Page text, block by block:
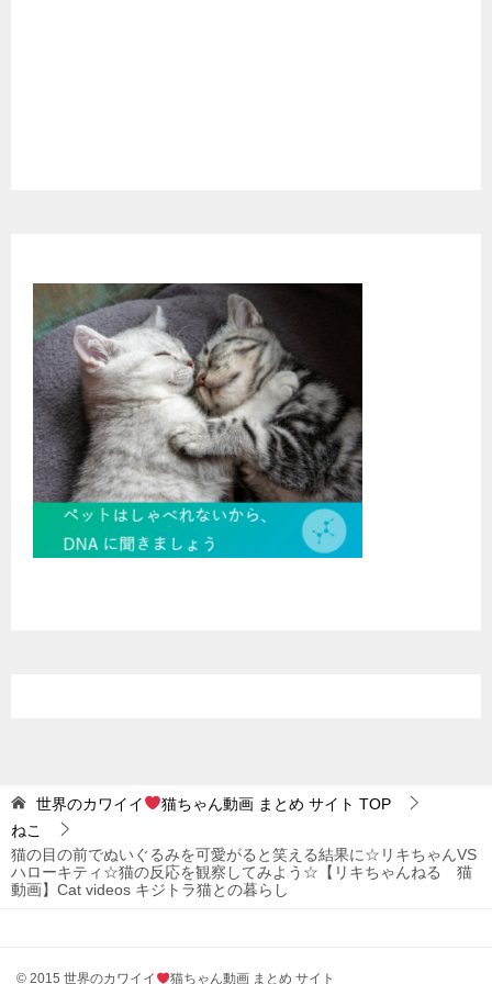
世界のカワイイ 猫ちゃん動画 まとめ サイト TOP
ねこ
猫の目の前でぬいぐるみを可愛がると笑える結果に☆リキちゃんVS
ハローキティ☆猫の反応を観察してみよう☆【リキちゃんねる 猫
動画】Cat videos キジトラ猫との暮らし
© 2015 世界のカワイイ 猫ちゃん動画 まとめ サイト